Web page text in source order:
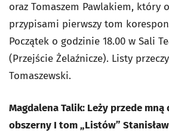
oraz Tomaszem Pawlakiem, który
przypisami pierwszy tom
Początek o godzinie 18.00 w Sali
(Przejście Żelaźnicze). Listy
Tomaszewski.
Magdalena Talik: Leży przede
obszerny I tom „Listów”